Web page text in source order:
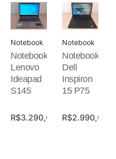
Notebook
Notebook
Lenovo
Ideapad
S145
R$3.290,00
Notebook
Notebook
Dell
Inspiron
15 P75
R$2.990,00